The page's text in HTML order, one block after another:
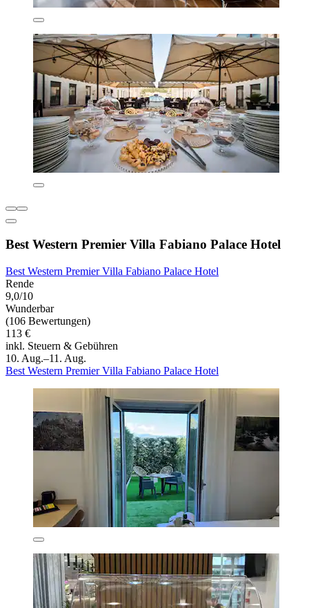
Best Western Premier Villa Fabiano Palace Hotel
Best Western Premier Villa Fabiano Palace Hotel
Rende
9,0/10
Wunderbar
(106 Bewertungen)
113 €
inkl. Steuern & Gebühren
10. Aug.–11. Aug.
Best Western Premier Villa Fabiano Palace Hotel